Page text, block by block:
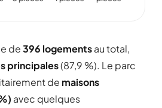
la forge haute.
car malgré la limitation de
roulent vite.
nous devons garder la
de396 logementsau total,
principales(87,9 %). Le parc
de maisons
avec quelques